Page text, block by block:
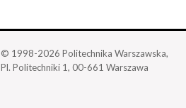
© 1998-2026 Politechnika Warszawska,
Pl. Politechniki 1, 00-661 Warszawa